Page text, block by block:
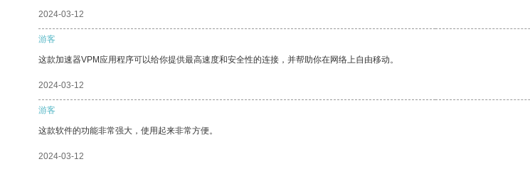
2024-03-12
游客
这款加速器VPM应用程序可以给你提供最高速度和安全性的连接，并帮助你在网络上自由移动。
2024-03-12
游客
这款软件的功能非常强大，使用起来非常方便。
2024-03-12